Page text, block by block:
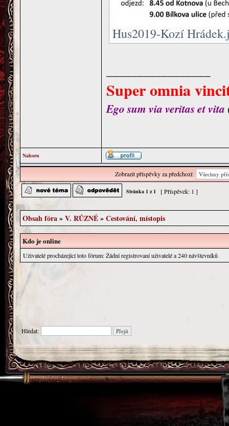
Hus2019-Kozí
Super omnia
Ego sum via veritas et vita
Nahoru
Zobrazit příspěvky za předchozí:
Stránka 1 z 1 [ Příspěvek: 1 ]
Obsah fóra»V. RŮZNÉ»Cestování, místopis
Kdo je online
Uživatelé procházející toto fórum: Žádní registrovaní uživatelé a 240 návštevníků
Hledat: